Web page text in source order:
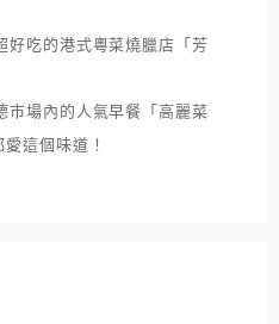
好吃的港式粵菜燒臘店「芳
市場內的人氣早餐「高麗菜
這個味道！